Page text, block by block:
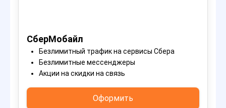
СберМобайл
Безлимитный трафик на сервисы Сбера
Безлимитные мессенджеры
Акции на скидки на связь
Оформить